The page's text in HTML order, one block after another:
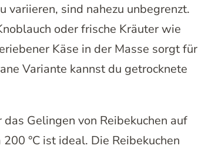
variieren, sind nahezu unbegrenzt.
oder frische Kräuter wie
Käse in der Masse sorgt für
Variante kannst du getrocknete
Gelingen von Reibekuchen auf
°C ist ideal. Die Reibekuchen